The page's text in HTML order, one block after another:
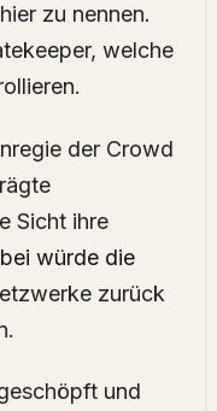
zu nennen.
welche
der Crowd
Sicht ihre
würde die
zurück
und